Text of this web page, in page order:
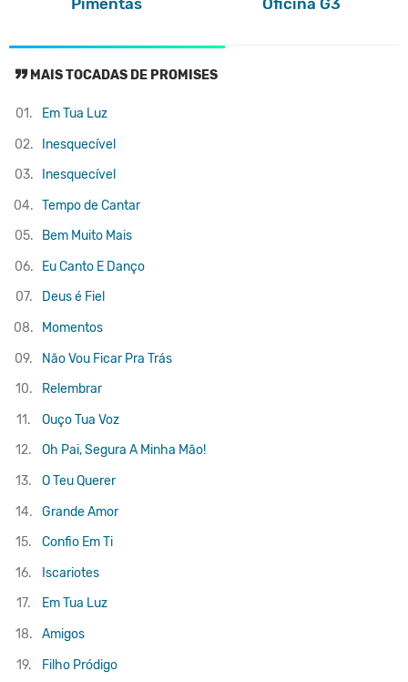
MAIS TOCADAS DE PROMISES
01.
Em Tua Luz
02.
Inesquecível
03.
Inesquecível
04. Tempo de Cantar
05.
Bem Muito Mais
06.
Eu Canto E Danço
07.
Deus é Fiel
08.
Momentos
09.
Não Vou Ficar Pra Trás
10.
Relembrar
11.
Ouço Tua Voz
12.
Oh Pai, Segura A Minha Mão!
13.
O Teu Querer
14.
Grande Amor
15.
Confio Em Ti
16.
Iscariotes
17.
Em Tua Luz
18.
Amigos
19.
Filho Pródigo